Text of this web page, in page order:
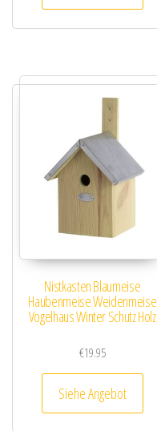
Nistkasten Blaumeise
Haubenmeise Weidenmeise
Vogelhaus Winter Schutz Holz
€19.95
Siehe Angebot